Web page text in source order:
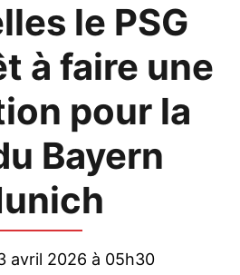
le PSG
à faire une
pour la
Bayern
avril 2026 à 05h30